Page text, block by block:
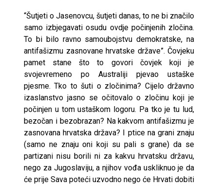
“Šutjeti o Jasenovcu, šutjeti danas, to ne bi značilo
samo izbjegavati osudu ovdje počinjenih zločina.
To bi bilo ravno samoubojstvu demokratske, na
antifašizmu zasnovane hrvatske države”. Čovjeku
pamet stane što to govori čovjek koji je
svojevremeno po Australiji pjevao ustaške
pjesme. Tko to šuti o zločinima? Cijelo državno
izaslanstvo jasno se očitovalo o zločinu koji je
počinjen u tom ustaškom logoru. Pa tko je tu lud,
bezočan i bezobrazan? Na kakvom antifašizmu je
zasnovana hrvatska država? I ptice na grani znaju
(samo ne znaju oni koji su pali s grane) da se
partizani nisu borili ni za kakvu hrvatsku državu,
nego za Jugoslaviju, a njihov vođa uskliknuo je da
će prije Sava poteći uzvodno nego će Hrvati dobiti